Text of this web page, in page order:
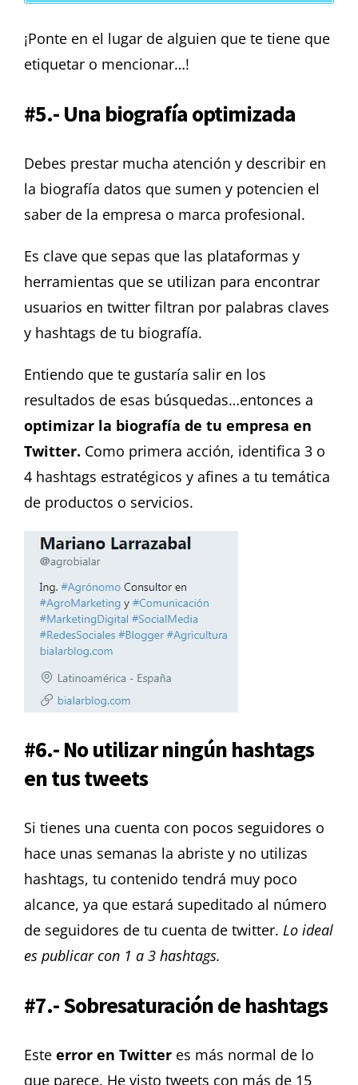
¡Ponte en el lugar de alguien que te tiene que
etiquetar o mencionar…!
#5.- Una biografíaoptimizada
Debes prestar mucha atención y describir en
la biografía datos que sumen y potencien el
saber de la empresa o marca profesional.
Es clave que sepas que las plataformas y
herramientas que se utilizan para encontrar
usuarios en twitter filtran por palabras claves
y hashtags de tu biografía.
Entiendo que te gustaría salir en los
resultados de esas búsquedas…entonces a
optimizar la biografía de tu empresa en
Twitter. Como primera acción, identifica 3 o
4 hashtags estratégicos y afines a tu temática
de productos o servicios.
#6.- No utilizar ningún hashtags
en tus tweets
Si tienes una cuenta con pocos seguidores o
hace unas semanas la abriste y no utilizas
hashtags, tu contenido tendrá muy poco
alcance, ya que estará supeditado al número
de seguidores de tu cuenta de twitter. Lo ideal
es publicar con 1 a 3 hashtags.
#7.- Sobresaturación de hashtags
Este error en Twitter es más normal de lo
que parece. He visto tweets con más de 15